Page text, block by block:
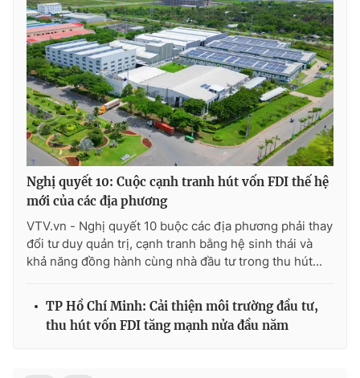
THỜI BÁO VTV
Theo dõi báo trên
Cơ quan chủ quản:Đài Truyền hình Việt Nam
Cơ quan báo chí: Thời báo VTV
Giấy phép hoạt động báo in và báo điện tử số 483/GP-BTTTT
cấp ngày 29/12/2023
Phó Tổng Biên tập:Nguyễn Thị Mỹ Hạnh, Phạm Quốc Thắng,
Nguyễn Trọng Ninh
Nghị quyết 10: Cuộc cạnh tranh hút vốn FDI thế hệ
mới của các địa phương
VTV.vn - Nghị quyết 10 buộc các địa phương phải thay
đổi tư duy quản trị, cạnh tranh bằng hệ sinh thái và
khả năng đồng hành cùng nhà đầu tư trong thu hút...
TP Hồ Chí Minh: Cải thiện môi trường đầu tư,
thu hút vốn FDI tăng mạnh nửa đầu năm